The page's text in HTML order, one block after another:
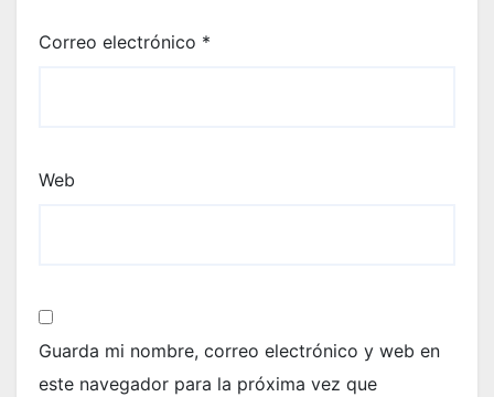
Correo electrónico *
Web
Guarda mi nombre, correo electrónico y web en
este navegador para la próxima vez que